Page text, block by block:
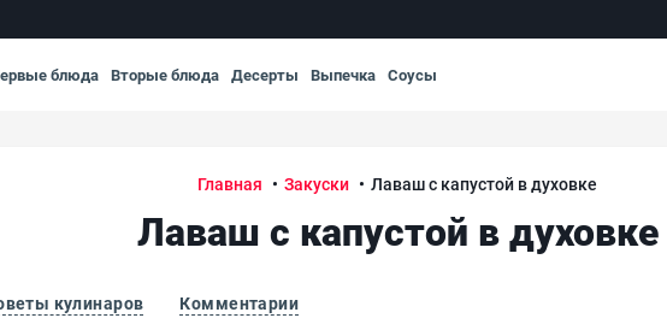
блюда Вторые блюда Десерты Выпечка Соусы
Главная Закуски Лаваш с капустой в духовке
Лаваш с капустой в духовке
кулинаров Комментарии